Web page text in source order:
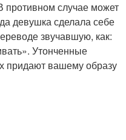
противном случае может
девушка сделала себе
звучавшую, как:
Утонченные
придают вашему образу